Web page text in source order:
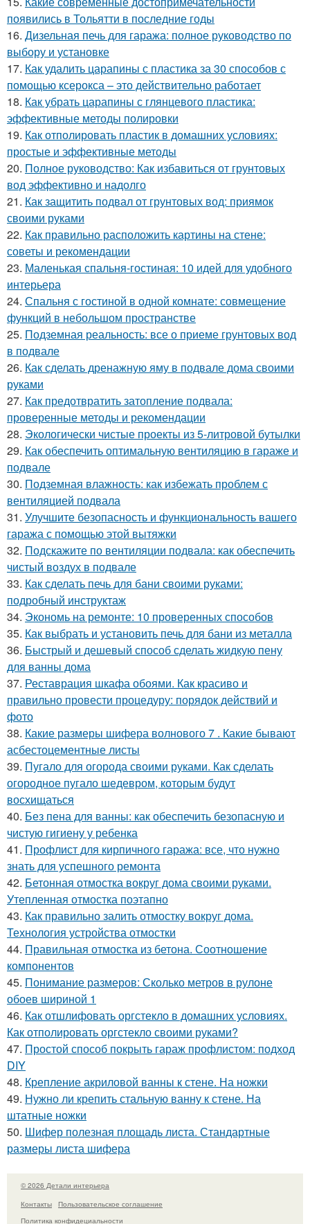
появились в Тольятти в последние годы
16. Дизельная печь для гаража: полное руководство по
выбору и установке
17. Как удалить царапины с пластика за 30 способов с
помощью ксерокса – это действительно работает
18. Как убрать царапины с глянцевого пластика:
эффективные методы полировки
19. Как отполировать пластик в домашних условиях:
простые и эффективные методы
20. Полное руководство: Как избавиться от грунтовых
вод эффективно и надолго
21. Как защитить подвал от грунтовых вод: приямок
своими руками
22. Как правильно расположить картины на стене:
советы и рекомендации
23. Маленькая спальня-гостиная: 10 идей для удобного
интерьера
24. Спальня с гостиной в одной комнате: совмещение
функций в небольшом пространстве
25. Подземная реальность: все о приеме грунтовых вод
в подвале
26. Как сделать дренажную яму в подвале дома своими
руками
27. Как предотвратить затопление подвала:
проверенные методы и рекомендации
28. Экологически чистые проекты из 5-литровой бутылки
29. Как обеспечить оптимальную вентиляцию в гараже и
подвале
30. Подземная влажность: как избежать проблем с
вентиляцией подвала
31. Улучшите безопасность и функциональность вашего
гаража с помощью этой вытяжки
32. Подскажите по вентиляции подвала: как обеспечить
чистый воздух в подвале
33. Как сделать печь для бани своими руками:
подробный инструктаж
34. Экономь на ремонте: 10 проверенных способов
35. Как выбрать и установить печь для бани из металла
36. Быстрый и дешевый способ сделать жидкую пену
для ванны дома
37. Реставрация шкафа обоями. Как красиво и
правильно провести процедуру: порядок действий и
фото
38. Какие размеры шифера волнового 7 . Какие бывают
асбестоцементные листы
39. Пугало для огорода своими руками. Как сделать
огородное пугало шедевром, которым будут
восхищаться
40. Без пена для ванны: как обеспечить безопасную и
чистую гигиену у ребенка
41. Профлист для кирпичного гаража: все, что нужно
знать для успешного ремонта
42. Бетонная отмостка вокруг дома своими руками.
Утепленная отмостка поэтапно
43. Как правильно залить отмостку вокруг дома.
Технология устройства отмостки
44. Правильная отмостка из бетона. Соотношение
компонентов
45. Понимание размеров: Сколько метров в рулоне
обоев шириной 1
46. Как отшлифовать оргстекло в домашних условиях.
Как отполировать оргстекло своими руками?
47. Простой способ покрыть гараж профлистом: подход
DIY
48. Крепление акриловой ванны к стене. На ножки
49. Нужно ли крепить стальную ванну к стене. На
штатные ножки
50. Шифер полезная площадь листа. Стандартные
размеры листа шифера
© 2026 Детали интерьера
Контакты
Пользовательское соглашение
Политика конфидециальности